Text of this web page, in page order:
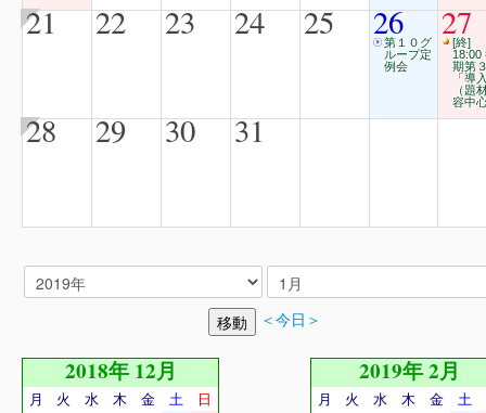
21 22 23 24 25 26
第１０グ
ループ定
例会
27
[終]
18:00
期第
「導
（題
容中
28 29 30 31
＜今日＞
2018年 12月
月 火 水 木 金 土
日
2019年 2月
月 火 水 木 金 土